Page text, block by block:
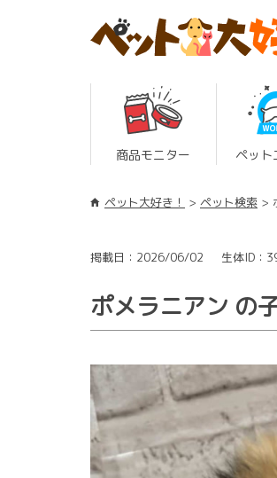
商品モニター ペット
ペット大好き！ ペット検索
掲載日：2026/06/02 生体ID：
ポメラニアン の